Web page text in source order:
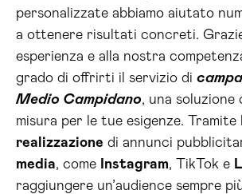
personalizzate abbiamo aiutato
a ottenere risultati concreti.
esperienza e alla nostra
grado di offrirti il servizio di
Medio Campidano, una soluzione
misura per le tue esigenze. Tramite
realizzazione di annunci
media, come Instagram, TikTok e
raggiungere un’audience sempre